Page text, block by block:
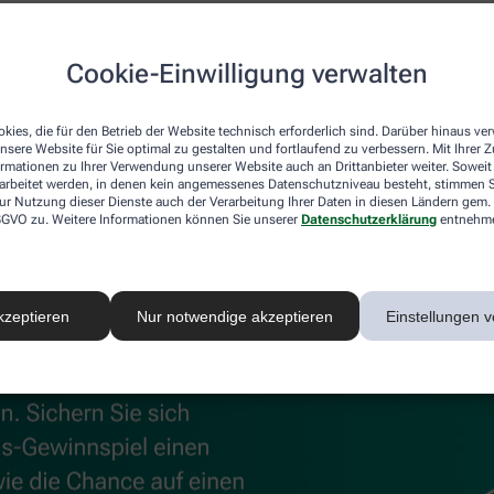
Cookie-Einwilligung verwalten
die für den Betrieb der Website technisch erforderlich sind. Darüber hinaus
Website für Sie optimal zu gestalten und fortlaufend zu verbessern. Mit Ihrer
zu Ihrer Verwendung unserer Website auch an Drittanbieter weiter. Soweit
werden, in denen kein angemessenes Datenschutzniveau besteht, stimmen
Nutzung dieser Dienste auch der Verarbeitung Ihrer Daten in diesen Ländern
zu. Weitere Informationen können Sie unserer Datenschutzerklärung
Nur notwendige akzeptieren Einstellungen
und Gelenke
unterstützen
Beschwerden effektiv lindert, sorgt die Wärmecreme für